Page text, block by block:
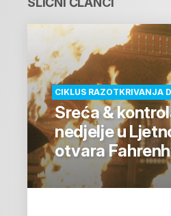
CIKLUS RAZOTKRIVANJA
Sreća &
nedjelje u
otvara